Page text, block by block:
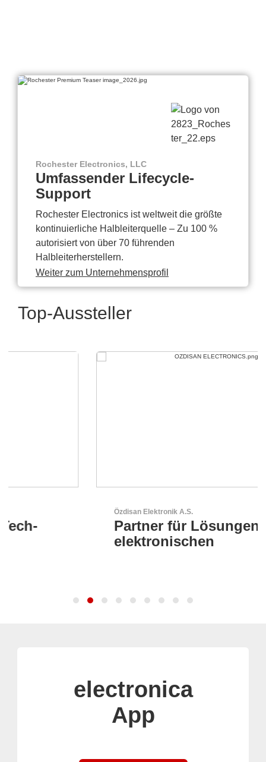
Rochester Electronics, LLC
Umfassender Lifecycle-
Support
Rochester Electronics ist weltweit die größte
kontinuierliche Halbleiterquelle – Zu 100 %
autorisiert von über 70 führenden
Halbleiterherstellern.
Weiter zum Unternehmensprofil
Top-Aussteller
Özdisan Elektronik A.S.
Partner für Lösungen mit
elektronischen
electronica
App